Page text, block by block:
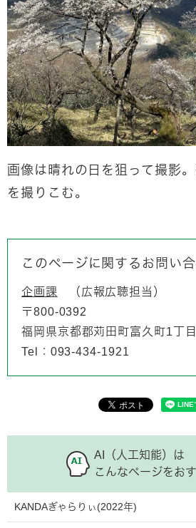
画像は晴れの日を狙って撮影
を撮りこむ。
このページに関するお問い
企画課
広報広聴担当
〒800-0392
福岡県京都郡苅田町富久町1丁
Tel：093-434-1921
AI（人工知能）は
こんなページをお
KANDAぎゃらりぃ(2022年)